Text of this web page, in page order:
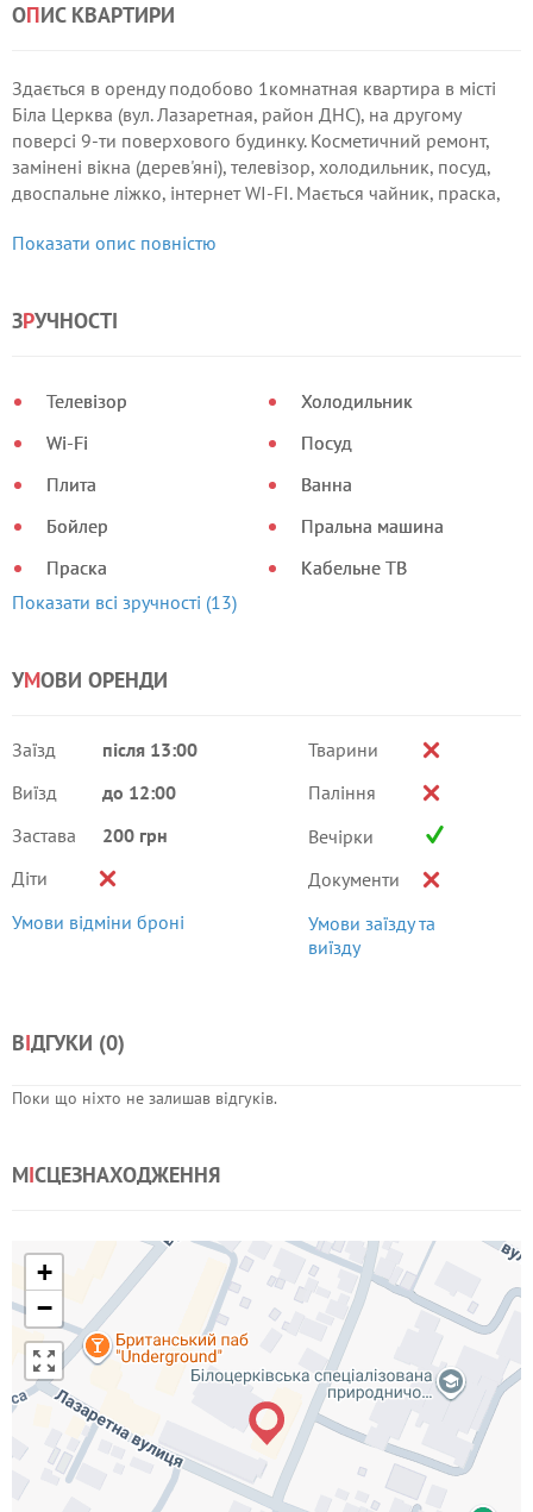
ОПИС КВАРТИРИ
Здається в оренду подобово 1комнатная квартира в місті
Біла Церква (вул. Лазаретная, район ДНС), на другому
поверсі 9-ти поверхового будинку. Косметичний ремонт,
замінені вікна (дерев'яні), телевізор, холодильник, посуд,
двоспальне ліжко, інтернет WI-FI. Мається чайник, праска,
Показати опис повністю
ЗРУЧНОСТІ
Телевізор
Wi-Fi
Плита
Бойлер
Праска
Холодильник
Посуд
Ванна
Пральна машина
Кабельне ТВ
Показати всі зручності (13)
УМОВИ ОРЕНДИ
Заїзд
після 13:00
Виїзд
до 12:00
Застава
200 грн
Діти
Умови відміни броні
Тварини
Паління
Вечірки
Документи
Умови заїзду та
виїзду
ВІДГУКИ (0)
Поки що ніхто не залишав відгуків.
МІСЦЕЗНАХОДЖЕННЯ
+
−